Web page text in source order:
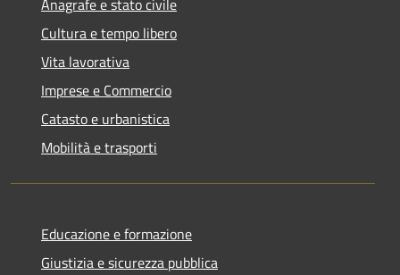
Anagrafe e stato civile
Cultura e tempo libero
Vita lavorativa
Imprese e Commercio
Catasto e urbanistica
Mobilità e trasporti
Educazione e formazione
Giustizia e sicurezza pubblica